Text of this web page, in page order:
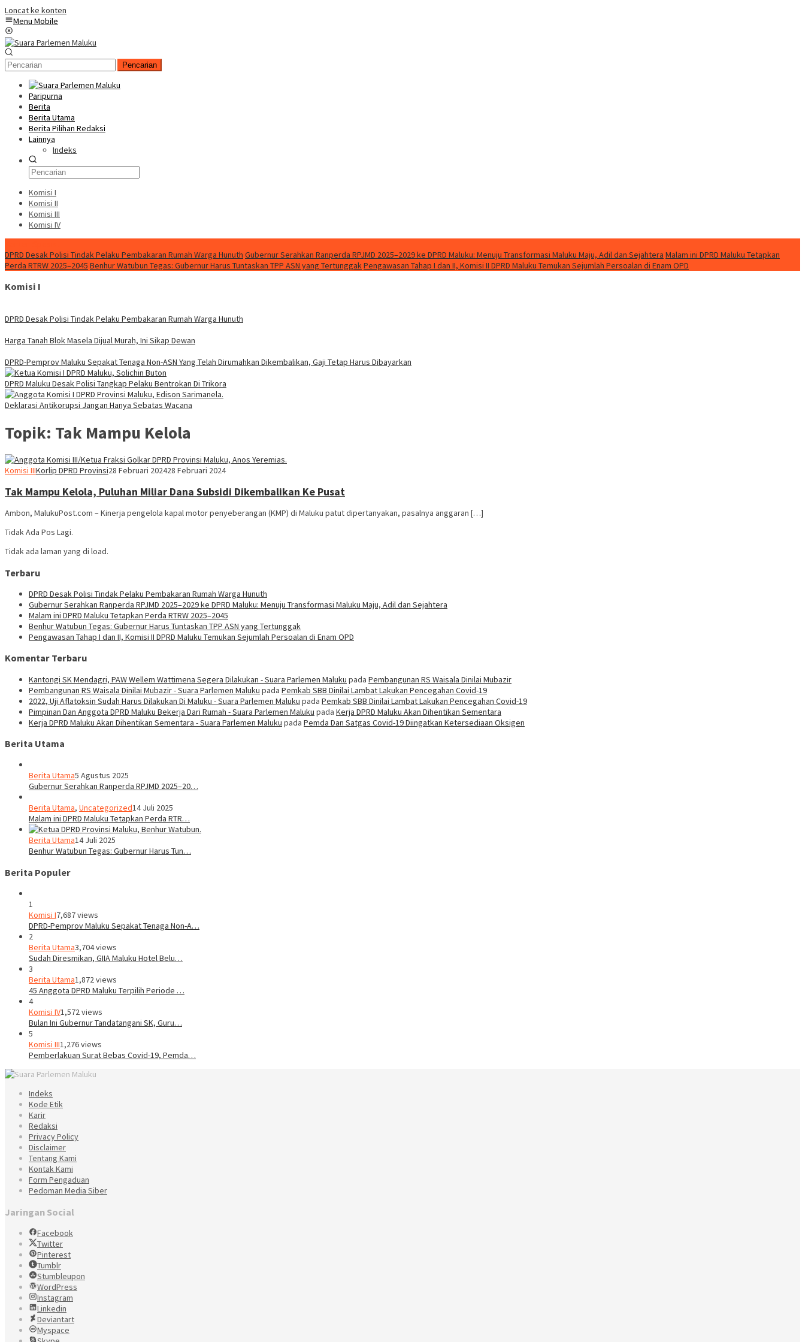
Loncat ke konten
Menu Mobile
Pencarian
Paripurna
Berita
Berita Utama
Berita Pilihan Redaksi
Lainnya
Indeks
Komisi I
Komisi II
Komisi III
Komisi IV
DPRD Desak Polisi Tindak Pelaku Pembakaran Rumah Warga Hunuth Gubernur Serahkan Ranperda RPJMD 2025–2029 ke DPRD Maluku: Menuju Transformasi Maluku Maju, Adil dan Sejahtera Malam ini DPRD Maluku Tetapkan
Perda RTRW 2025–2045 Benhur Watubun Tegas: Gubernur Harus Tuntaskan TPP ASN yang TertunggakPengawasan Tahap I dan II, Komisi II DPRD Maluku Temukan Sejumlah Persoalan di Enam OPD
Komisi I
DPRD Desak Polisi Tindak Pelaku Pembakaran Rumah Warga Hunuth
Harga Tanah Blok Masela Dijual Murah, Ini Sikap Dewan
DPRD-Pemprov Maluku Sepakat Tenaga Non-ASN Yang Telah Dirumahkan Dikembalikan, Gaji Tetap Harus Dibayarkan
DPRD Maluku Desak Polisi Tangkap Pelaku Bentrokan Di Trikora
Deklarasi Antikorupsi Jangan Hanya Sebatas Wacana
Topik: Tak Mampu Kelola
Komisi IIIKorlip DPRD Provinsi28 Februari 202428 Februari 2024
Tak Mampu Kelola, Puluhan Miliar Dana Subsidi Dikembalikan Ke Pusat
Ambon, MalukuPost.com – Kinerja pengelola kapal motor penyeberangan (KMP) di Maluku patut dipertanyakan, pasalnya anggaran […]
Tidak Ada Pos Lagi.
Tidak ada laman yang di load.
Terbaru
DPRD Desak Polisi Tindak Pelaku Pembakaran Rumah Warga Hunuth
Gubernur Serahkan Ranperda RPJMD 2025–2029 ke DPRD Maluku: Menuju Transformasi Maluku Maju, Adil dan Sejahtera
Malam ini DPRD Maluku Tetapkan Perda RTRW 2025–2045
Benhur Watubun Tegas: Gubernur Harus Tuntaskan TPP ASN yang Tertunggak
Pengawasan Tahap I dan II, Komisi II DPRD Maluku Temukan Sejumlah Persoalan di Enam OPD
Komentar Terbaru
Kantongi SK Mendagri, PAW Wellem Wattimena Segera Dilakukan - Suara Parlemen Maluku pada Pembangunan RS Waisala Dinilai Mubazir
Pembangunan RS Waisala Dinilai Mubazir - Suara Parlemen Maluku pada Pemkab SBB Dinilai Lambat Lakukan Pencegahan Covid-19
2022, Uji Aflatoksin Sudah Harus Dilakukan Di Maluku - Suara Parlemen Maluku pada Pemkab SBB Dinilai Lambat Lakukan Pencegahan Covid-19
Pimpinan Dan Anggota DPRD Maluku Bekerja Dari Rumah - Suara Parlemen Maluku pada Kerja DPRD Maluku Akan Dihentikan Sementara
Kerja DPRD Maluku Akan Dihentikan Sementara - Suara Parlemen Maluku pada Pemda Dan Satgas Covid-19 Diingatkan Ketersediaan Oksigen
Berita Utama
Berita Utama5 Agustus 2025
Gubernur Serahkan Ranperda RPJMD 2025–20…
Berita Utama, Uncategorized14 Juli 2025
Malam ini DPRD Maluku Tetapkan Perda RTR…
Berita Utama14 Juli 2025
Benhur Watubun Tegas: Gubernur Harus Tun…
Berita Populer
1
Komisi I7,687 views
DPRD-Pemprov Maluku Sepakat Tenaga Non-A…
2
Berita Utama3,704 views
Sudah Diresmikan, GIIA Maluku Hotel Belu…
3
Berita Utama1,872 views
45 Anggota DPRD Maluku Terpilih Periode …
4
Komisi IV1,572 views
Bulan Ini Gubernur Tandatangani SK, Guru…
5
Komisi III1,276 views
Pemberlakuan Surat Bebas Covid-19, Pemda…
Indeks
Kode Etik
Karir
Redaksi
Privacy Policy
Disclaimer
Tentang Kami
Kontak Kami
Form Pengaduan
Pedoman Media Siber
Jaringan Social
Facebook
Twitter
Pinterest
Tumblr
Stumbleupon
WordPress
Instagram
Linkedin
Deviantart
Myspace